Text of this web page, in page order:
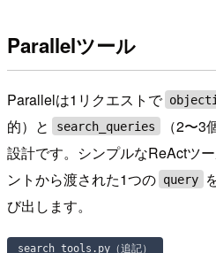
Parallelツール
Parallelは1リクエストで
的）と
search_queries
（2〜
設計です。シンプルなReActツ
ントから渡された1つの query
び出します。
search_tools.py（追記）